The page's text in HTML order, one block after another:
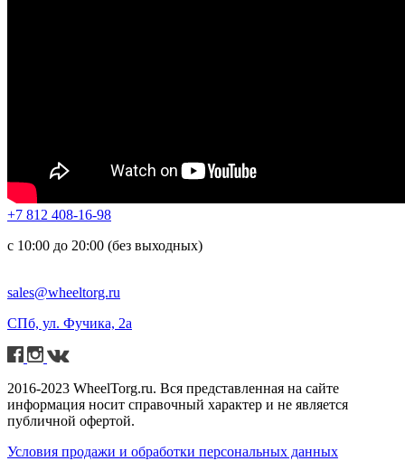
+7 812 408-16-98
с 10:00 до 20:00 (без выходных)
sales@wheeltorg.ru
СПб, ул. Фучика, 2а
2016-2023 WheelTorg.ru. Вся представленная на сайте
информация носит справочный характер и не является
публичной офертой.
Условия продажи и обработки персональных данных